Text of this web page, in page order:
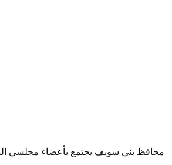
محافظ بني سويف يجتمع بأعضاء مجلسي